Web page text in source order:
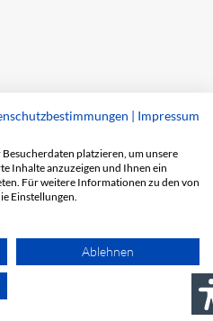
| Impressum
platzieren, um unsere
Inhalte anzuzeigen und Ihnen ein
Für weitere Informationen zu den von
Einstellungen.
Ablehnen